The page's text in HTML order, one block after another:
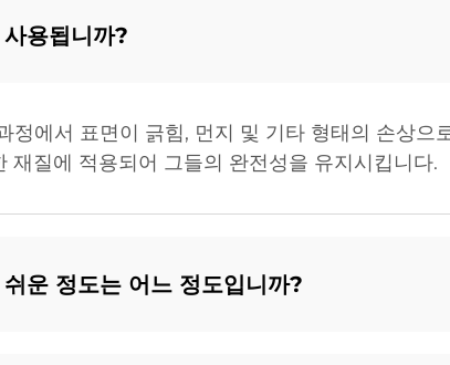
용됩니까?
정에서 표면이 긁힘, 먼지 및 기타 형태의 손상으
재질에 적용되어 그들의 완전성을 유지시킵니다.
운 정도는 어느 정도입니까?